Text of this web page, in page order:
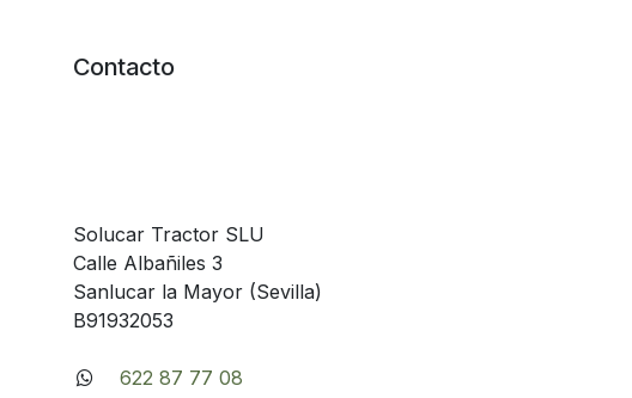
Contacto
Solucar Tractor SLU
Calle Albañiles 3
Sanlucar la Mayor (Sevilla)
B91932053
622 87 77 08